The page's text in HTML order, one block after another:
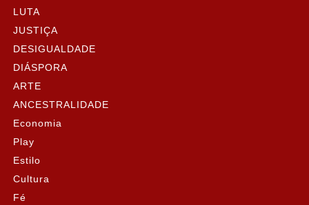
LUTA
JUSTIÇA
DESIGUALDADE
DIÁSPORA
ARTE
ANCESTRALIDADE
Economia
Play
Estilo
Cultura
Fé